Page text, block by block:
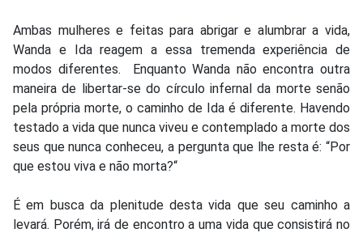
Ambas mulheres e feitas para abrigar e alumbrar a vida,
Wanda e Ida reagem a essa tremenda experiência de
modos diferentes. Enquanto Wanda não encontra outra
maneira de libertar-se do círculo infernal da morte senão
pela própria morte, o caminho de Ida é diferente. Havendo
testado a vida que nunca viveu e contemplado a morte dos
seus que nunca conheceu, a pergunta que lhe resta é: “Por
que estou viva e não morta?“
É em busca da plenitude desta vida que seu caminho a
levará. Porém, irá de encontro a uma vida que consistirá no